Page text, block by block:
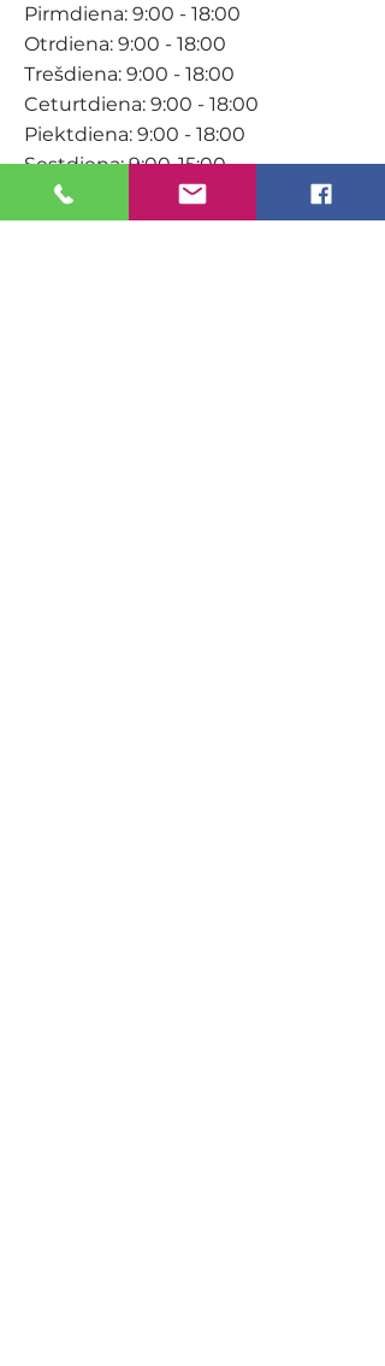
Pirmdiena: 9:00 - 18:00
Otrdiena: 9:00 - 18:00
Trešdiena: 9:00 - 18:00
Ceturtdiena: 9:00 - 18:00
Piektdiena: 9:00 - 18:00
Sestdiena: 9:00-15:00